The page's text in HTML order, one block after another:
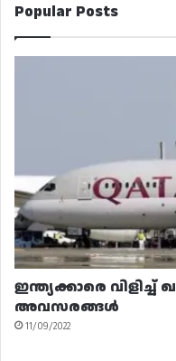
Popular Posts
ഇന്ത്യക്കാരെ
അവസരങ്ങൾ
11/09/2022